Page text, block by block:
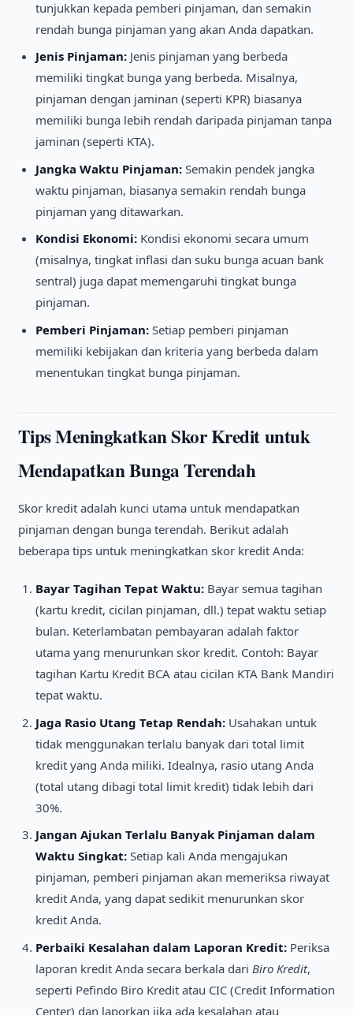
tunjukkan kepada pemberi pinjaman, dan semakin
rendah bunga pinjaman yang akan Anda dapatkan.
Jenis Pinjaman: Jenis pinjaman yang berbeda
memiliki tingkat bunga yang berbeda. Misalnya,
pinjaman dengan jaminan (seperti KPR) biasanya
memiliki bunga lebih rendah daripada pinjaman tanpa
jaminan (seperti KTA).
Jangka Waktu Pinjaman: Semakin pendek jangka
waktu pinjaman, biasanya semakin rendah bunga
pinjaman yang ditawarkan.
Kondisi Ekonomi: Kondisi ekonomi secara umum
(misalnya, tingkat inflasi dan suku bunga acuan bank
sentral) juga dapat memengaruhi tingkat bunga
pinjaman.
Pemberi Pinjaman: Setiap pemberi pinjaman
memiliki kebijakan dan kriteria yang berbeda dalam
menentukan tingkat bunga pinjaman.
Tips Meningkatkan Skor Kredit untuk
Mendapatkan Bunga Terendah
Skor kredit adalah kunci utama untuk mendapatkan
pinjaman dengan bunga terendah. Berikut adalah
beberapa tips untuk meningkatkan skor kredit Anda:
Bayar Tagihan Tepat Waktu: Bayar semua tagihan
(kartu kredit, cicilan pinjaman, dll.) tepat waktu setiap
bulan. Keterlambatan pembayaran adalah faktor
utama yang menurunkan skor kredit. Contoh: Bayar
tagihan Kartu Kredit BCA atau cicilan KTA Bank Mandiri
tepat waktu.
Jaga Rasio Utang Tetap Rendah: Usahakan untuk
tidak menggunakan terlalu banyak dari total limit
kredit yang Anda miliki. Idealnya, rasio utang Anda
(total utang dibagi total limit kredit) tidak lebih dari
30%.
Jangan Ajukan Terlalu Banyak Pinjaman dalam
Waktu Singkat: Setiap kali Anda mengajukan
pinjaman, pemberi pinjaman akan memeriksa riwayat
kredit Anda, yang dapat sedikit menurunkan skor
kredit Anda.
Perbaiki Kesalahan dalam Laporan Kredit: Periksa
laporan kredit Anda secara berkala dari Biro Kredit,
seperti Pefindo Biro Kredit atau CIC (Credit Information
Center) dan laporkan jika ada kesalahan atau